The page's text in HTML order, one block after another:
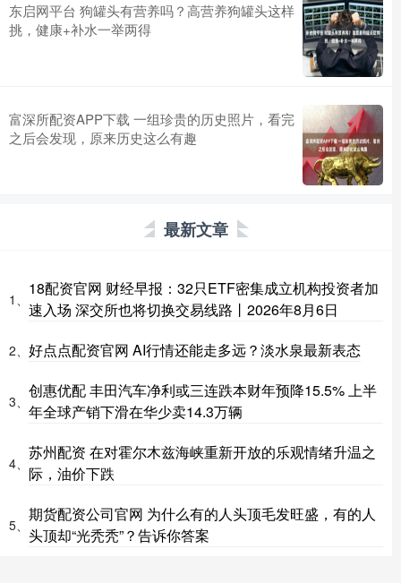
东启网平台 狗罐头有营养吗？高营养狗罐头这样
挑，健康+补水一举两得
富深所配资APP下载 一组珍贵的历史照片，看完
之后会发现，原来历史这么有趣
最新文章
1、
18配资官网 财经早报：32只ETF密集成立机构投资者加
速入场 深交所也将切换交易线路丨2026年8月6日
2、 好点点配资官网 AI行情还能走多远？淡水泉最新表态
3、
创惠优配 丰田汽车净利或三连跌本财年预降15.5% 上半
年全球产销下滑在华少卖14.3万辆
4、
苏州配资 在对霍尔木兹海峡重新开放的乐观情绪升温之
际，油价下跌
5、
期货配资公司官网 为什么有的人头顶毛发旺盛，有的人
头顶却“光秃秃”？告诉你答案